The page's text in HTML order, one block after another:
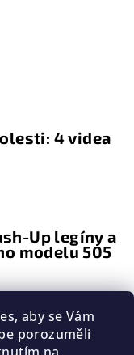
aby se Vám
porozuměli
4 videa
Up legíny a
modelu 505
Nova:
na život“ v